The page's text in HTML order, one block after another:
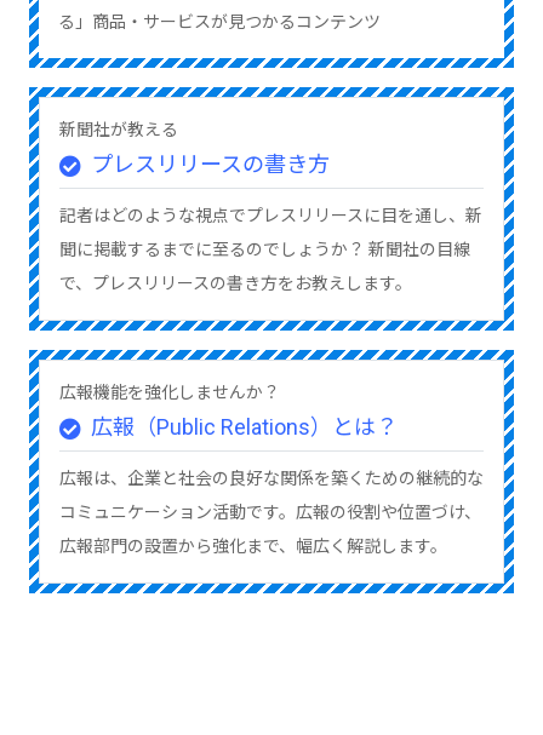
る」商品・サービスが見つかるコンテンツ
新聞社が教える
プレスリリースの書き方
記者はどのような視点でプレスリリースに目を通し、新
聞に掲載するまでに至るのでしょうか？ 新聞社の目線
で、プレスリリースの書き方をお教えします。
広報機能を強化しませんか？
広報（Public Relations）とは？
広報は、企業と社会の良好な関係を築くための継続的な
コミュニケーション活動です。広報の役割や位置づけ、
広報部門の設置から強化まで、幅広く解説します。